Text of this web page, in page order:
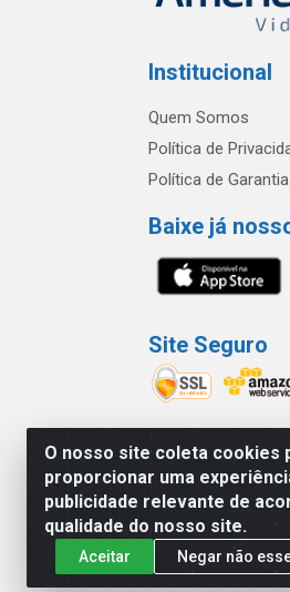
O nosso site coleta
proporcionar uma
publicidade relevante de
qualidade do nosso site.
Aceitar Negar não
Institucional
Quem Somos
Política de
Política de Garantia
Baixe já
Site Seguro
América